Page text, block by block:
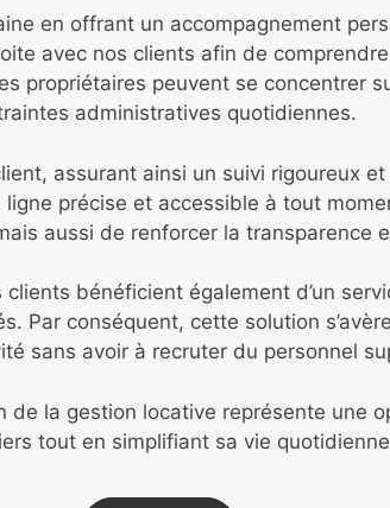
en offrant un accompagnement
avec nos clients afin de
propriétaires peuvent se concentrer
administratives quotidiennes.
assurant ainsi un suivi rigoureux
précise et accessible à tout
aussi de renforcer la transparence
clients bénéficient également d’un
Par conséquent, cette solution
sans avoir à recruter du personnel
de la gestion locative représente
tout en simplifiant sa vie